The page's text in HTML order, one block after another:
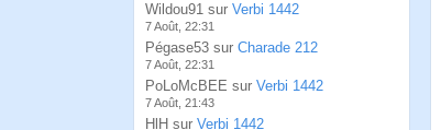
Wildou91 sur Verbi 1442
7 Août, 22:31
Pégase53 sur Charade 212
7 Août, 22:31
PoLoMcBEE sur Verbi 1442
7 Août, 21:43
HlH sur Verbi 1442